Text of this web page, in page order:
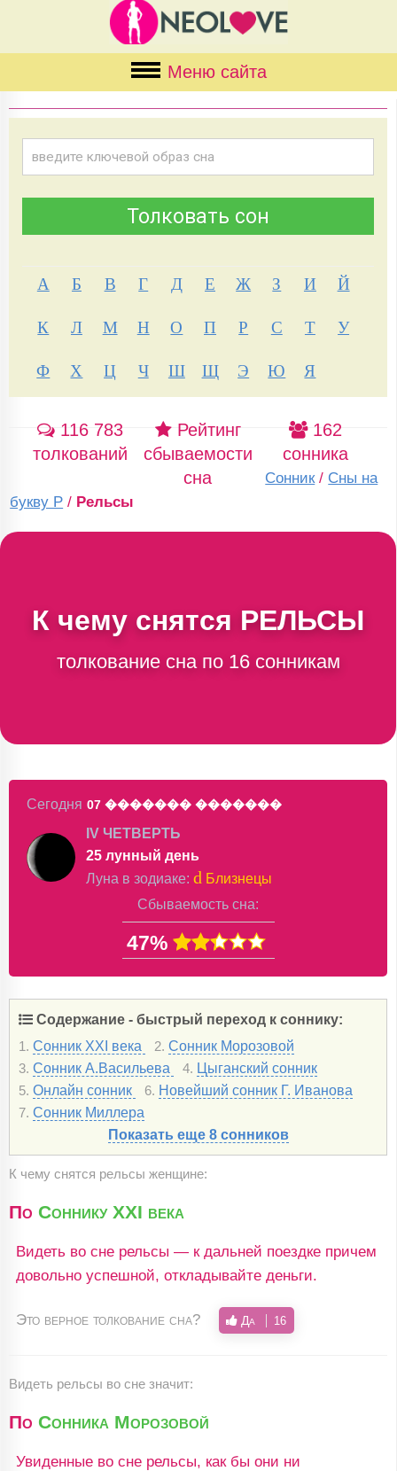
Меню сайта
А Б В Г Д Е Ж З И
Й
К
Л М Н О П Р С Т
У
Ф
Х Ц Ч Ш Щ Э Ю Я
116 783
толкований
Рейтинг
сбываемости
сна
162
сонника
Сонник / Сны на
букву Р / Рельсы
К чему снятся РЕЛЬСЫ
толкование сна по 16 сонникам
Сегодня 07 ������� �������
IV ЧЕТВЕРТЬ
25 лунный день
Луна в зодиаке: d Близнецы
Сбываемость сна:
47%
Содержание - быстрый переход к соннику:
1. Сонник XXI века 2. Сонник Морозовой
3. Сонник А.Васильева 4. Цыганский сонник
5. Онлайн сонник 6. Новейший сонник Г. Иванова
7. Сонник Миллера
Показать еще 8 сонников
К чему снятся рельсы женщине:
По Соннику XXI века
Видеть во сне рельсы — к дальней поездке причем
довольно успешной, откладывайте деньги.
Это верное толкование сна? Да 16
Видеть рельсы во сне значит:
По Сонника Морозовой
Увиденные во сне рельсы, как бы они ни